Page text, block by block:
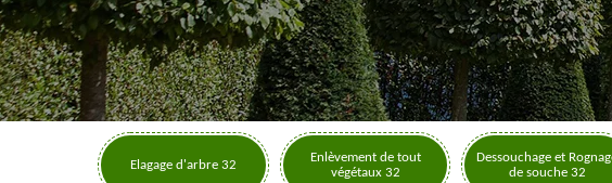
Elagage d'arbre 32
Enlèvement de tout
végétaux 32
Dessouchage et
de souche 32